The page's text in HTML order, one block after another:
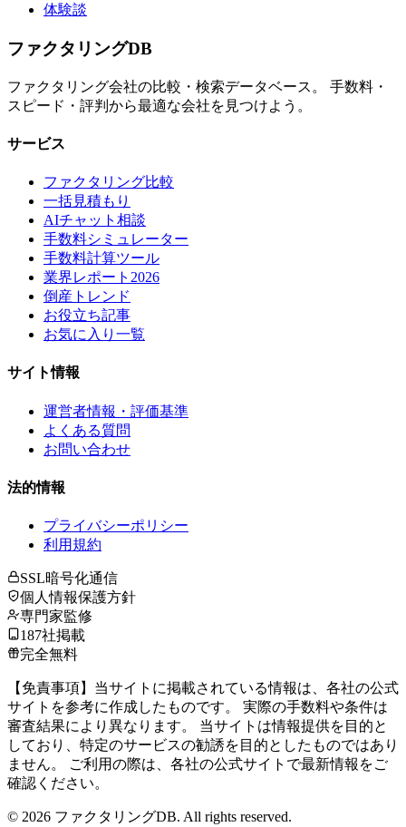
体験談
ファクタリングDB
ファクタリング会社の比較・検索データベース。 手数料・
スピード・評判から最適な会社を見つけよう。
サービス
ファクタリング比較
一括見積もり
AIチャット相談
手数料シミュレーター
手数料計算ツール
業界レポート2026
倒産トレンド
お役立ち記事
お気に入り一覧
サイト情報
運営者情報・評価基準
よくある質問
お問い合わせ
法的情報
プライバシーポリシー
利用規約
SSL暗号化通信
個人情報保護方針
専門家監修
187社掲載
完全無料
【免責事項】当サイトに掲載されている情報は、各社の公式
サイトを参考に作成したものです。 実際の手数料や条件は
審査結果により異なります。 当サイトは情報提供を目的と
しており、特定のサービスの勧誘を目的としたものではあり
ません。 ご利用の際は、各社の公式サイトで最新情報をご
確認ください。
© 2026 ファクタリングDB. All rights reserved.